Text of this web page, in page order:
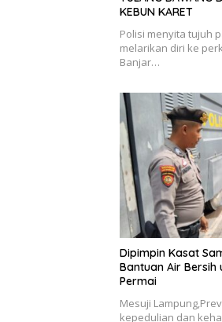
KEBUN KARET
Polisi menyita tujuh
melarikan diri ke
Banjar…
Dipimpin Kasat
Bantuan Air Bersih
Permai
Mesuji
kepedulian dan